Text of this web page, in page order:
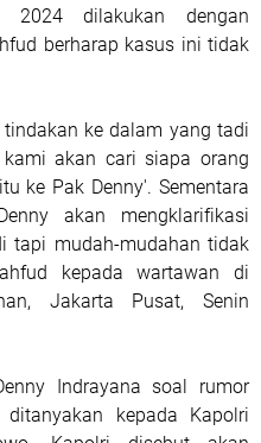
2024 dilakukan dengan
berharap kasus ini tidak
ke dalam yang tadi
akan cari siapa orang
ke Pak Denny'. Sementara
akan mengklarifikasi
tapi mudah-mudahan tidak
kepada wartawan di
Jakarta Pusat, Senin
Indrayana soal rumor
kepada Kapolri